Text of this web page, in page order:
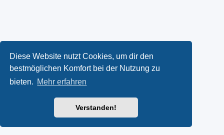
Diese Website nutzt Cookies, um dir den
bestmöglichen Komfort bei der Nutzung zu
bieten. Mehr erfahren
Verstanden!